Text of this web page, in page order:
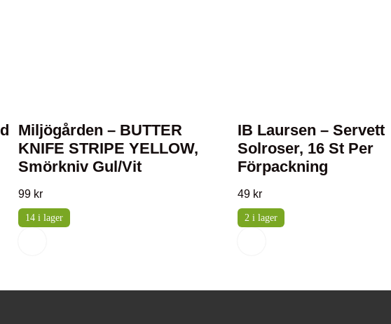
Miljögården – BUTTER
KNIFE STRIPE YELLOW,
Smörkniv Gul/Vit
99 kr
14 i lager
IB Laursen – Servett
Solroser, 16 St Per
Förpackning
49 kr
2 i lager